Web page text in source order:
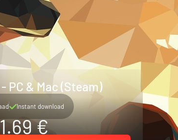
PC & Mac (Steam)
Instant download
€